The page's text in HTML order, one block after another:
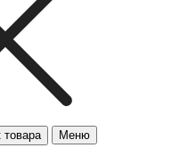
Меню